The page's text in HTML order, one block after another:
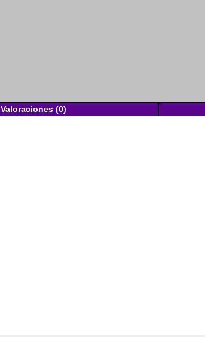
Valoraciones (0)